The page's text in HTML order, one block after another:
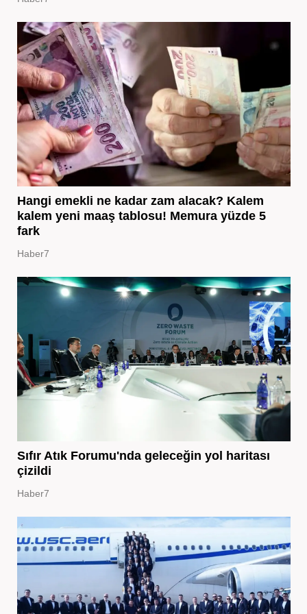
Hangi emekli ne kadar zam alacak? Kalem
kalem yeni maaş tablosu! Memura yüzde 5
fark
Haber7
Sıfır Atık Forumu'nda geleceğin yol haritası
çizildi
Haber7